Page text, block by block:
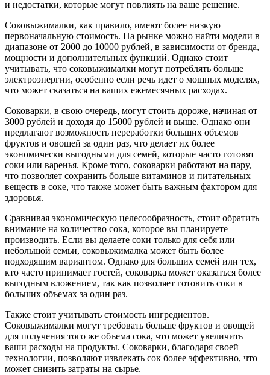
и недостатки, которые могут повлиять на ваше решение.
Соковыжималки, как правило, имеют более низкую
первоначальную стоимость. На рынке можно найти модели в
диапазоне от 2000 до 10000 рублей, в зависимости от бренда,
мощности и дополнительных функций. Однако стоит
учитывать, что соковыжималки могут потреблять больше
электроэнергии, особенно если речь идет о мощных моделях,
что может сказаться на ваших ежемесячных расходах.
Соковарки, в свою очередь, могут стоить дороже, начиная от
3000 рублей и доходя до 15000 рублей и выше. Однако они
предлагают возможность переработки больших объемов
фруктов и овощей за один раз, что делает их более
экономически выгодными для семей, которые часто готовят
соки или варенья. Кроме того, соковарки работают на пару,
что позволяет сохранить больше витаминов и питательных
веществ в соке, что также может быть важным фактором для
здоровья.
Сравнивая экономическую целесообразность, стоит обратить
внимание на количество сока, которое вы планируете
производить. Если вы делаете соки только для себя или
небольшой семьи, соковыжималка может быть более
подходящим вариантом. Однако для больших семей или тех,
кто часто принимает гостей, соковарка может оказаться более
выгодным вложением, так как позволяет готовить соки в
больших объемах за один раз.
Также стоит учитывать стоимость ингредиентов.
Соковыжималки могут требовать больше фруктов и овощей
для получения того же объема сока, что может увеличить
ваши расходы на продукты. Соковарки, благодаря своей
технологии, позволяют извлекать сок более эффективно, что
может снизить затраты на сырье.